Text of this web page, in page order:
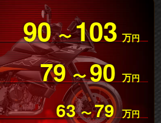
90 〜103 万円
79 〜90 万円
63 〜79 万円